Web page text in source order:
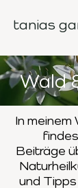
tanias
Wald
In meinem
Beiträge
und Tipps